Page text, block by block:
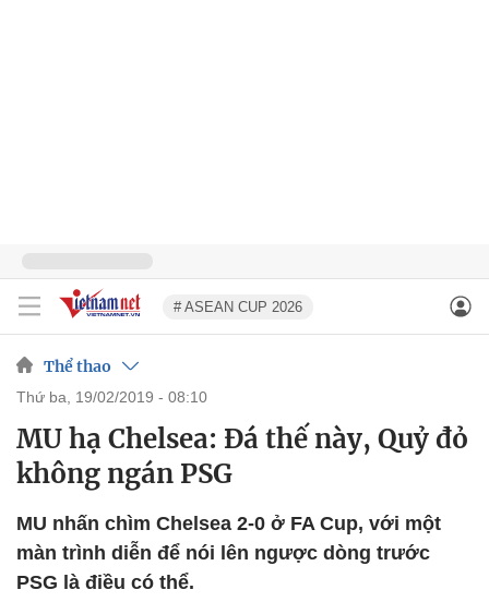
# ASEAN CUP 2026
Thể thao
thứ ba, 19/02/2019 - 08:10
MU hạ Chelsea: Đá thế này, Quỷ đỏ
không ngán PSG
MU nhấn chìm Chelsea 2-0 ở FA Cup, với một
màn trình diễn để nói lên ngược dòng trước
PSG là điều có thể.